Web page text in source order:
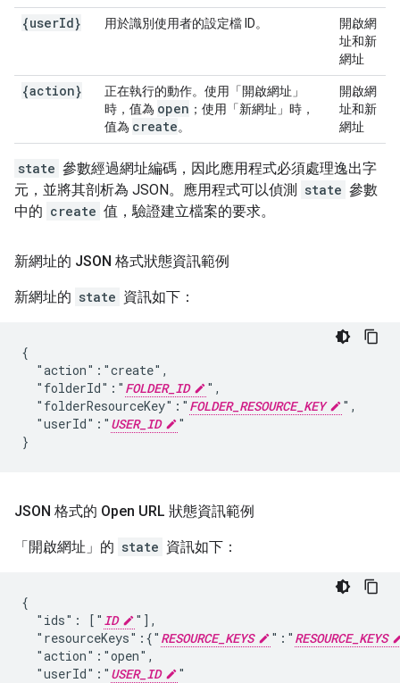
{userId} 用於識別使用者的設定檔 ID。
開啟網
址和新
網址
{action}
正在執行的動作。使用「開啟網址」
時，值為 open ；使用「新網址」時，
值為 create。
開啟網
址和新
網址
state 參數經過網址編碼，因此應用程式必須處理逸出字
元，並將其剖析為 JSON。應用程式可以偵測
state 參數
中的 create 值，驗證建立檔案的要求。
新網址的 JSON 格式狀態資訊範例
新網址的 state 資訊如下：
{
  "action":"create",
  "folderId":"
FOLDER_ID
",
  "folderResourceKey":"
FOLDER_RESOURCE_KEY
",
  "userId":"
USER_ID
"
JSON 格式的 Open URL 狀態資訊範例
「開啟網址」的 state 資訊如下：
{
  "ids": ["
ID
"],
  "resourceKeys":{"
RESOURCE_KEYS ":" RESOURCE_KEYS
  "action":"open",
  "userId":"
USER_ID
"